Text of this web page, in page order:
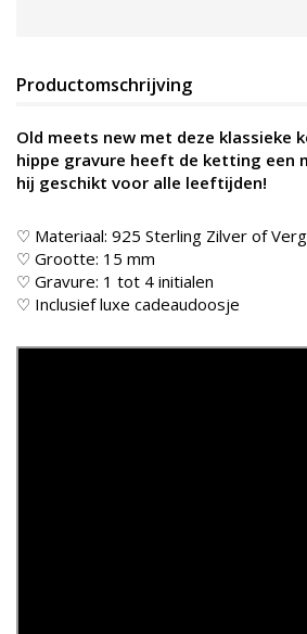
Productomschrijving
Old meets new met deze klassieke
hippe gravure heeft de ketting een
hij geschikt voor alle leeftijden!
♡ Materiaal: 925 Sterling Zilver of
♡ Grootte: 15 mm
♡ Gravure: 1 tot 4 initialen
♡ Inclusief luxe cadeaudoosje